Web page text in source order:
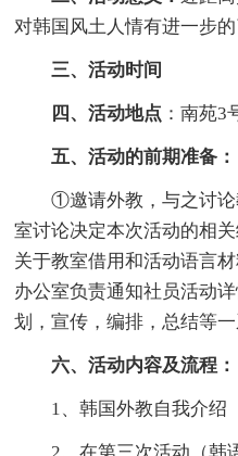
对韩国风土人情有进一步
三、活动时间
四、活动地点 ：南苑3
五、活动的前期准备：
①邀请外教，与之讨论
室讨论决定本次活动的相
关于教室借用和活动语言
办公室负责通知社员活动
划，宣传，编排，总结等一
六、活动内容及流程：
1、韩国外教自我介绍（